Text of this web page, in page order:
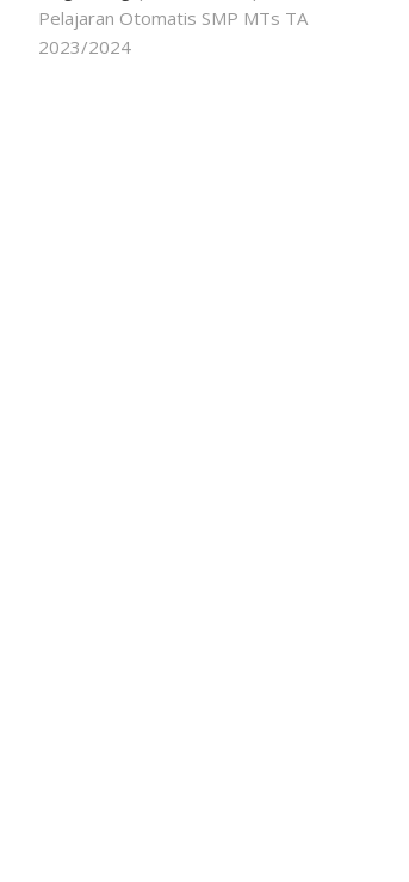
Pelajaran Otomatis SMP MTs TA
2023/2024